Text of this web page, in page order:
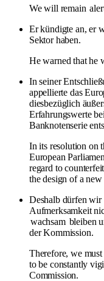
We will remain
Er kündigte an, er
Sektor haben.
He warned that he
In seiner
appellierte das
diesbezüglich
Erfahrungswerte
Banknotenserie
In its resolution on
European
regard to
the design of a
Deshalb dürfen wir
Aufmerksamkeit
wachsam bleiben
der Kommission.
Therefore, we
to be constantly
Commission.